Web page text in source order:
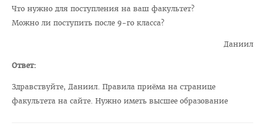
Вступительный экзамен
Карта целевика
Приемная комиссия
Вступительная кампания
Что нужно для поступления на ваш факультет?
Можно ли поступить после 9-го класса?
Даниил
Ответ:
Здравствуйте, Даниил. Правила приёма на странице
факультета на сайте. Нужно иметь высшее образование